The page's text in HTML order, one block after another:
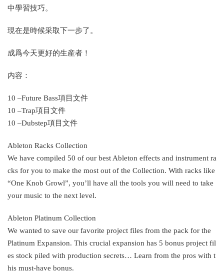
中學習技巧。
現在是時候采取下一步了。
成爲今天更好的生産者！
内容：
10 –Future Bass項目文件
10 –Trap項目文件
10 –Dubstep項目文件
Ableton Racks Collection
We have compiled 50 of our best Ableton effects and instrument ra
cks for you to make the most out of the Collection. With racks like
“One Knob Growl”, you’ll have all the tools you will need to take
your music to the next level.
Ableton Platinum Collection
We wanted to save our favorite project files from the pack for the
Platinum Expansion. This crucial expansion has 5 bonus project fil
es stock piled with production secrets… Learn from the pros with t
his must-have bonus.